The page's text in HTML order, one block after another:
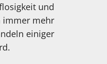
und
immer mehr
einiger